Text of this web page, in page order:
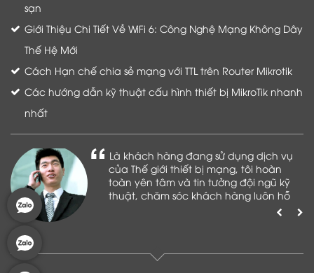
sạn
Giới Thiệu Chi Tiết Về WiFi 6: Công Nghệ Mạng Không Dây
Thế Hệ Mới
Cách Hạn chế chia sẻ mạng với TTL trên Router Mikrotik
Các hướng dẫn kỹ thuật cấu hình thiết bị MikroTik nhanh
nhất
Là khách hàng đang sử dụng dịch vụ
của Thế giới thiết bị mạng, tôi hoàn
toàn yên tâm và tin tưởng đội ngũ kỹ
thuật, chăm sóc khách hàng luôn hỗ